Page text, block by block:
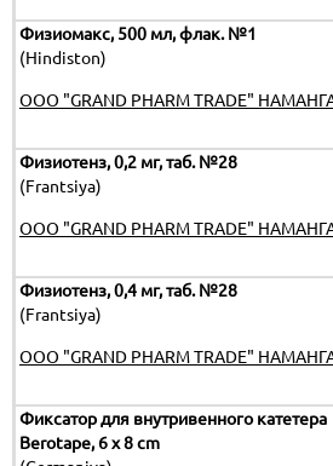
Физиомакс, 500 мл, флак. №1
(Hindiston)
OOO "GRAND PHARM TRADE"
Физиотенз, 0,2 мг, таб. №28
(Frantsiya)
OOO "GRAND PHARM TRADE"
Физиотенз, 0,4 мг, таб. №28
(Frantsiya)
OOO "GRAND PHARM TRADE"
Фиксатор для внутривенного катетера
Berotape, 6 х 8 cm